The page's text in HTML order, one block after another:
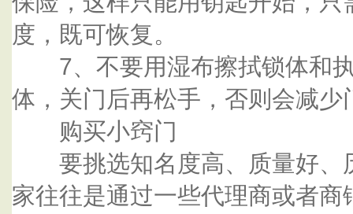
度，既可恢复。
7、不要用湿布擦拭锁体和执
体，关门后再松手，否则会减少
购买小窍门
要挑选知名度高、质量好、
家往往是通过一些代理商或者